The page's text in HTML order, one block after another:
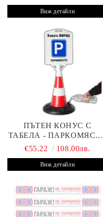
Виж детайли
ПЪТЕН КОНУС С
ТАБЕЛА - ПАРКОМЯСТО
(С ВАШАТА ФИРМА)
€55.22 108.00лв.
Виж детайли